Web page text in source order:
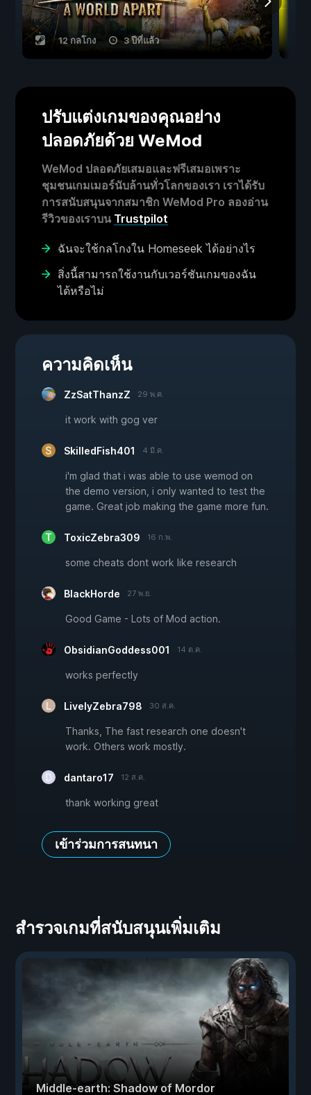
12 กลโกง 3 ปีที่แล้ว
ปรับแต่งเกมของคุณอย่าง
ปลอดภัยด้วย WeMod
WeMod ปลอดภัยเสมอและฟรีเสมอเพราะ
ชุมชนเกมเมอร์นับล้านทั่วโลกของเรา เราได้รับ
การสนับสนุนจากสมาชิก WeMod Pro ลองอ่าน
รีวิวของเราบน Trustpilot
ฉันจะใช้กลโกงใน Homeseek ได้อย่างไร
สิ่งนี้สามารถใช้งานกับเวอร์ชันเกมของฉัน
ได้หรือไม่
ความคิดเห็น
ZzSatThanzZ 29 พ.ค.
it work with gog ver
SkilledFish401 4 มี.ค.
i'm glad that i was able to use wemod on
the demo version, i only wanted to test the
game. Great job making the game more fun.
ToxicZebra309 16 ก.พ.
some cheats dont work like research
BlackHorde 27 พ.ย.
Good Game - Lots of Mod action.
ObsidianGoddess001 14 ต.ค.
works perfectly
LivelyZebra798 30 ส.ค.
Thanks, The fast research one doesn't
work. Others work mostly.
dantaro17 12 ส.ค.
thank working great
เข้าร่วมการสนทนา
สำรวจเกมที่สนับสนุนเพิ่มเติม
Middle-earth: Shadow of Mordor